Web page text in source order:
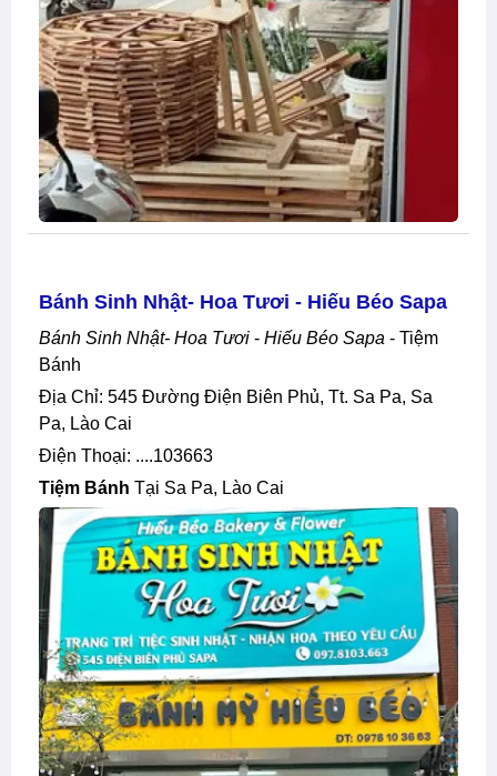
Bánh Sinh Nhật- Hoa Tươi - Hiếu Béo Sapa
Bánh Sinh Nhật- Hoa Tươi - Hiếu Béo Sapa - Tiệm
Bánh
Địa Chỉ: 545 Đường Điện Biên Phủ, Tt. Sa Pa, Sa
Pa, Lào Cai
Điện Thoại: ....103663
Tiệm Bánh Tại Sa Pa, Lào Cai